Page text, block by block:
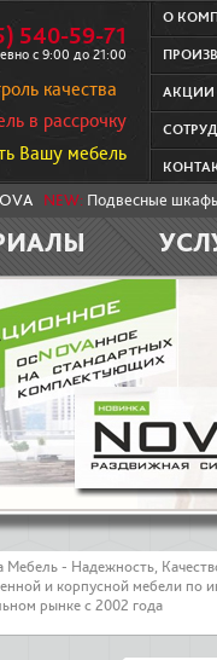
540-59-71
с 9:00 до 21:00
качества
в рассрочку
Вашу мебель
О
АКЦИИ
NEW: Подвесные
Мебель - Надежность,
и корпусной мебели по
рынке с 2002 года